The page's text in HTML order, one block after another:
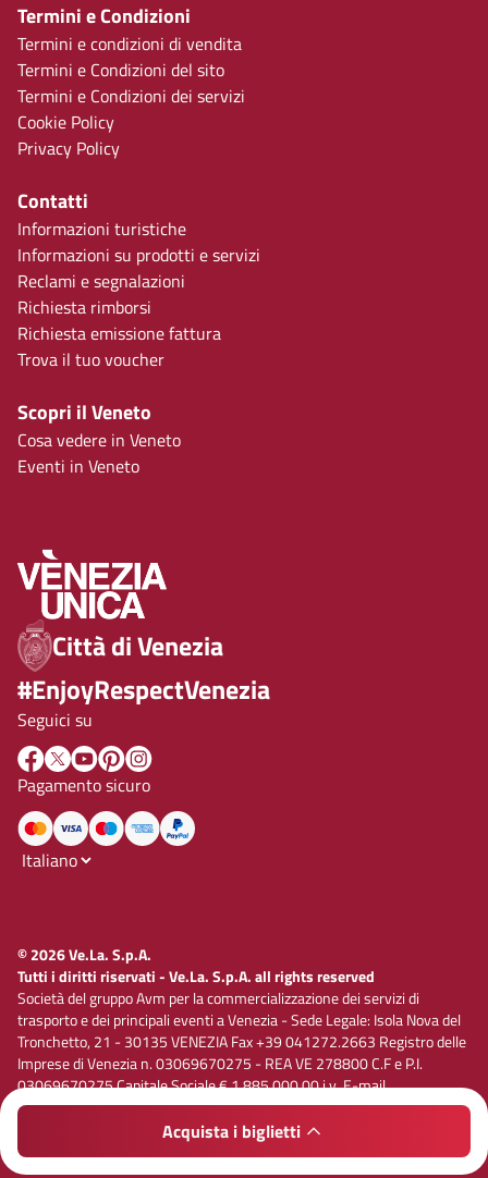
Acquista i biglietti
Termini e Condizioni
Termini e condizioni di vendita
Termini e Condizioni del sito
Termini e Condizioni dei servizi
Cookie Policy
Privacy Policy
Contatti
Informazioni turistiche
Informazioni su prodotti e servizi
Reclami e segnalazioni
Richiesta rimborsi
Richiesta emissione fattura
Trova il tuo voucher
Scopri il Veneto
Cosa vedere in Veneto
Eventi in Veneto
Città di Venezia
#EnjoyRespectVenezia
Seguici su
Pagamento sicuro
© 2026 Ve.La. S.p.A.
Tutti i diritti riservati - Ve.La. S.p.A. all rights reserved
Società del gruppo Avm per la commercializzazione dei servizi di
trasporto e dei principali eventi a Venezia - Sede Legale: Isola Nova del
Tronchetto, 21 - 30135 VENEZIA Fax +39 041272.2663 Registro delle
Imprese di Venezia n. 03069670275 - REA VE 278800 C.F e P.I.
03069670275 Capitale Sociale € 1.885.000,00 i.v. E-mail
vela@velaspa.com. PEC velaspa@legalmail.it Società soggetta
all’attività di direzione e coordinamento di Avm S.p.A.
Privacy policyCookie policy